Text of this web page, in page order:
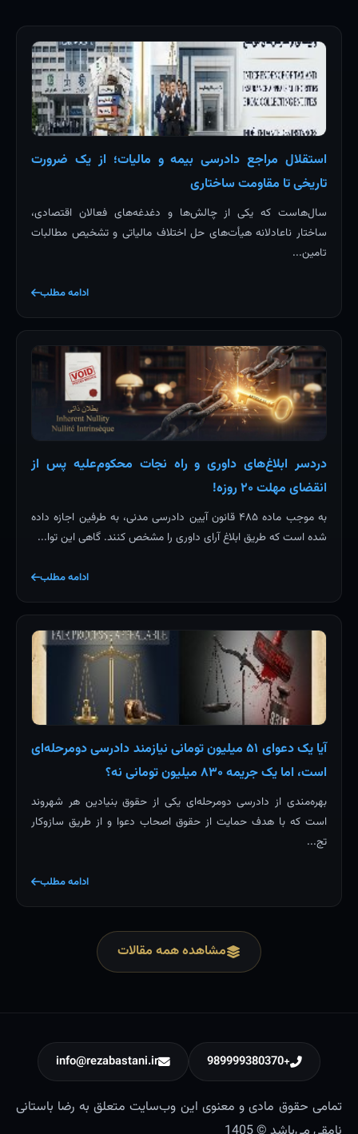
استقلال مراجع دادرسی بیمه و مالیات؛ از یک ضرورت
تاریخی تا مقاومت ساختاری
سال‌هاست که یکی از چالش‌ها و دغدغه‌های فعالان اقتصادی،
ساختار ناعادلانه هیأت‌های حل اختلاف مالیاتی و تشخیص مطالبات
تامین...
ادامه مطلب
دردسر ابلاغ‌های داوری و راه نجات محکوم‌علیه پس از
انقضای مهلت ۲۰ روزه!
به موجب ماده ۴۸۵ قانون آیین دادرسی مدنی، به طرفین اجازه داده
شده است که طریق ابلاغ آرای داوری را مشخص کنند. گاهی این توا...
ادامه مطلب
آیا یک دعوای ۵۱ میلیون تومانی نیازمند دادرسی دومرحله‌ای
است، اما یک جریمه ۸۳۰ میلیون تومانی نه؟
بهره‌مندی از دادرسی دومرحله‌ای یکی از حقوق بنیادین هر شهروند
است که با هدف حمایت از حقوق اصحاب دعوا و از طریق سازوکار
تج...
ادامه مطلب
مشاهده همه مقالات
+989999380370
info@rezabastani.ir
تمامی حقوق مادی و معنوی این وب‌سایت متعلق به رضا باستانی